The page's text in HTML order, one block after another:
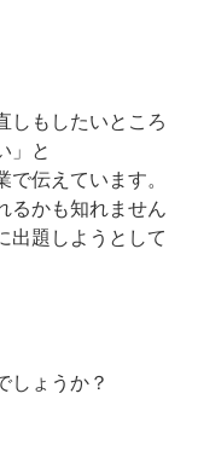
しもしたいところ
」と
伝えています。
るかも知れません
出題しようとして
しょうか？